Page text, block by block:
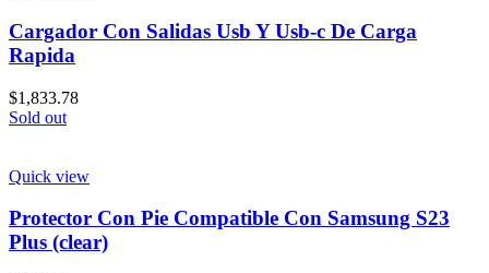
Cargador Con Salidas Usb Y Usb-c De Carga
Rapida
$1,833.78
Sold out
Quick view
Protector Con Pie Compatible Con Samsung S23
Plus (clear)